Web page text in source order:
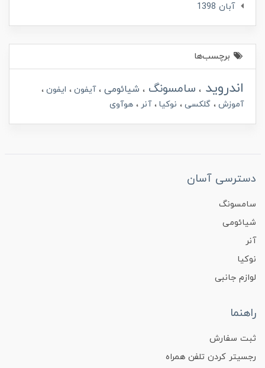
آبان 1398
برچسب‌ها
اندروید سامسونگ شیائومی آیفون
ایفون
آموزش
گلکسی نوکیا آنر هوآوی
دسترسی آسان
سامسونگ
شیائومی
آنر
نوکیا
لوازم جانبی
راهنما
ثبت سفارش
رجسیتر کردن تلفن همراه